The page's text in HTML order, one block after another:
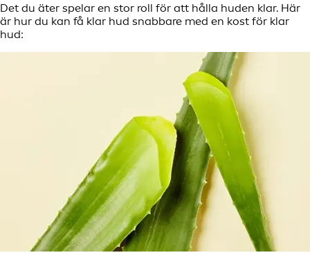
Det du äter spelar en stor roll för att hålla huden klar. Här
är hur du kan få klar hud snabbare med en kost för klar
hud: